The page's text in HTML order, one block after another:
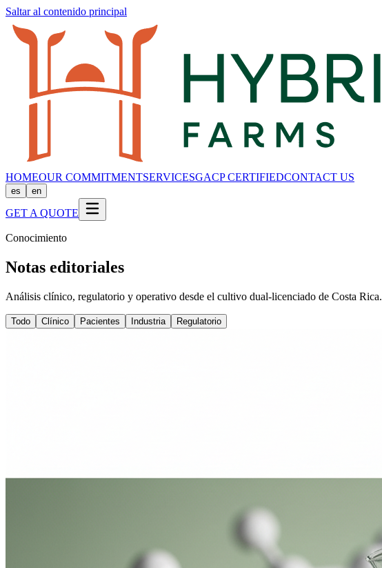
Saltar al contenido principal
HOMEOUR COMMITMENTSERVICESGACP CERTIFIEDCONTACT US
es en
GET A QUOTE
Conocimiento
Notas editoriales
Análisis clínico, regulatorio y operativo desde el cultivo dual-licenciado de Costa Rica.
Todo Clínico Pacientes Industria Regulatorio